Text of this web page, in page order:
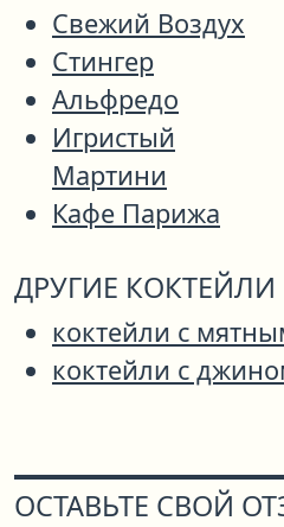
Свежий Воздух
Стингер
Альфредо
Игристый
Мартини
Кафе Парижа
ДРУГИЕ КОКТЕЙЛИ
коктейли с
коктейли с
ОСТАВЬТЕ СВОЙ